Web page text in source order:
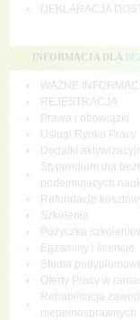
DEKLARACJA
INFORMACJA DLA
WAŻNE
REJESTRACJA
Prawa i obowiązki
Usługi Rynku Pracy
Dodatki
Stypendium dla
podejmujących
Refundacje
Szkolenia
Pożyczka
Egzaminy i licencje
Studia
Oferty Pracy w
Rehabilitacja
niepełnosprawnych